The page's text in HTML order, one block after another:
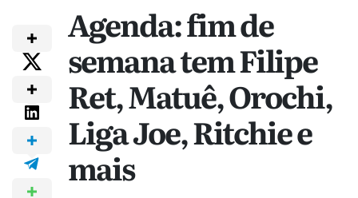
Agenda: fim de
semana tem Filipe
Ret, Matuê, Orochi,
Liga Joe, Ritchie e
mais